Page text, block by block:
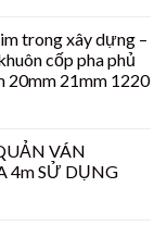
trong xây dựng –
cốp pha phủ
20mm 21mm 1220
VÁN
4m SỬ DỤNG